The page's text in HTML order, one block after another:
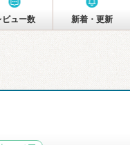
ビュー数 新着・更新